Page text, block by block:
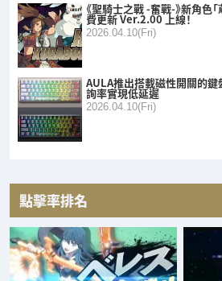
《聖騎士之戰 -奮戰-》新角色
費更新 Ver.2.00 上線！
2026.04.10(Fri)
AULA推出搭載磁性開關的鍵
詢率實現低延遲
2026.04.10(Fri)
點擊率排名